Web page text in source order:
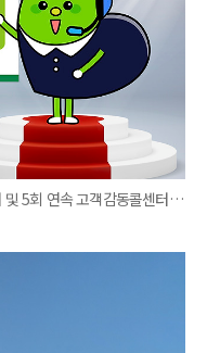
DB생명, KSQI 11회 연속 한국의 우수콜센터 및 5회 연속 고객감동콜센터 선정